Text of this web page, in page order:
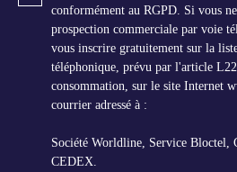
conformément au RGPD. Si vous
prospection commerciale par voie
vous inscrire gratuitement sur la
téléphonique, prévu par l'article
consommation, sur le site Internet
courrier adressé à :
Société Worldline, Service Bloctel,
CEDEX.